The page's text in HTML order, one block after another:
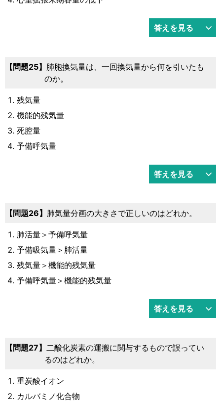
答えを見る
25
肺胞換気量は、一回換気量から何を引いたも
のか。
残気量
機能的残気量
死腔量
予備呼気量
答えを見る
26 肺気量分画の大きさで正しいのはどれか。
肺活量＞予備呼気量
予備吸気量＞肺活量
残気量＞機能的残気量
予備呼気量＞機能的残気量
答えを見る
27
二酸化炭素の運搬に関与するもので誤ってい
るのはどれか。
重炭酸イオン
カルバミノ化合物